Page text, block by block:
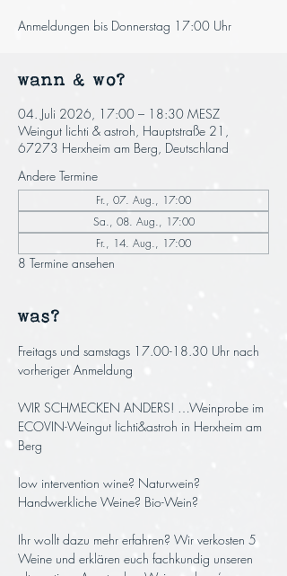
Anmeldungen bis Donnerstag 17:00 Uhr
wann & wo?
04. Juli 2026, 17:00 – 18:30 MESZ
Weingut lichti & astroh, Hauptstraße 21,
67273 Herxheim am Berg, Deutschland
Andere Termine
Fr., 07. Aug., 17:00
Sa., 08. Aug., 17:00
Fr., 14. Aug., 17:00
8 Termine ansehen
was?
Freitags und samstags 17.00-18.30 Uhr nach
vorheriger Anmeldung
WIR SCHMECKEN ANDERS! …Weinprobe im
ECOVIN-Weingut lichti&astroh in Herxheim am
Berg
low intervention wine? Naturwein?
Handwerkliche Weine? Bio-Wein?
Ihr wollt dazu mehr erfahren? Wir verkosten 5
Weine und erklären euch fachkundig unseren